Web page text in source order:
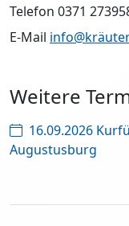
Telefon 0371
E-Mail
Weitere
16.09.2026
Augustusburg